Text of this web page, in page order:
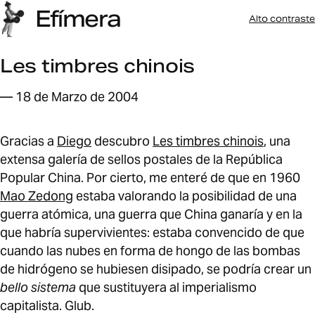
Efímera Alto contraste
Les timbres chinois
— 18 de Marzo de 2004
Gracias a Diego descubro Les timbres chinois, una
extensa galerí­a de sellos postales de la República
Popular China. Por cierto, me enteré de que en 1960
Mao Zedong estaba valorando la posibilidad de una
guerra atómica, una guerra que China ganarí­a y en la
que habrí­a supervivientes: estaba convencido de que
cuando las nubes en forma de hongo de las bombas
de hidrógeno se hubiesen disipado, se podrí­a crear un
bello sistema que sustituyera al imperialismo
capitalista. Glub.